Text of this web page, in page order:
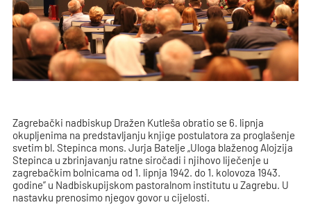
Zagrebački nadbiskup Dražen Kutleša obratio se 6. lipnja
okupljenima na predstavljanju knjige postulatora za proglašenje
svetim bl. Stepinca mons. Jurja Batelje „Uloga blaženog Alojzija
Stepinca u zbrinjavanju ratne siročadi i njihovo liječenje u
zagrebačkim bolnicama od 1. lipnja 1942. do 1. kolovoza 1943.
godine” u Nadbiskupijskom pastoralnom institutu u Zagrebu. U
nastavku prenosimo njegov govor u cijelosti.